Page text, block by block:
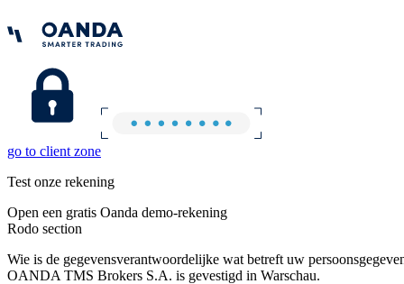
go to client zone
Test onze rekening
Open een gratis Oanda demo-rekening
Rodo section
Wie is de gegevensverantwoordelijke wat betreft uw
OANDA TMS Brokers S.A. is gevestigd in Warschau.